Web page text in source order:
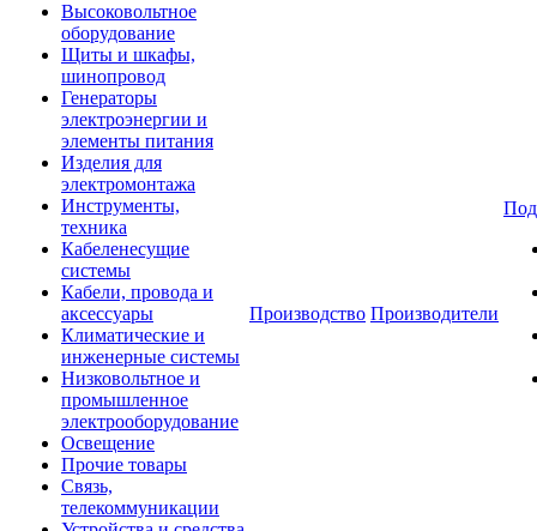
Высоковольтное
оборудование
Щиты и шкафы,
шинопровод
Генераторы
электроэнергии и
элементы питания
Изделия для
электромонтажа
Инструменты,
техника
Кабеленесущие
системы
Кабели, провода и
аксессуары
Климатические и
инженерные системы
Низковольтное и
промышленное
электрооборудование
Освещение
Прочие товары
Связь,
телекоммуникации
Производство Производители